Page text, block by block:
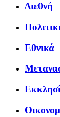
Διεθνή
Εθνικά